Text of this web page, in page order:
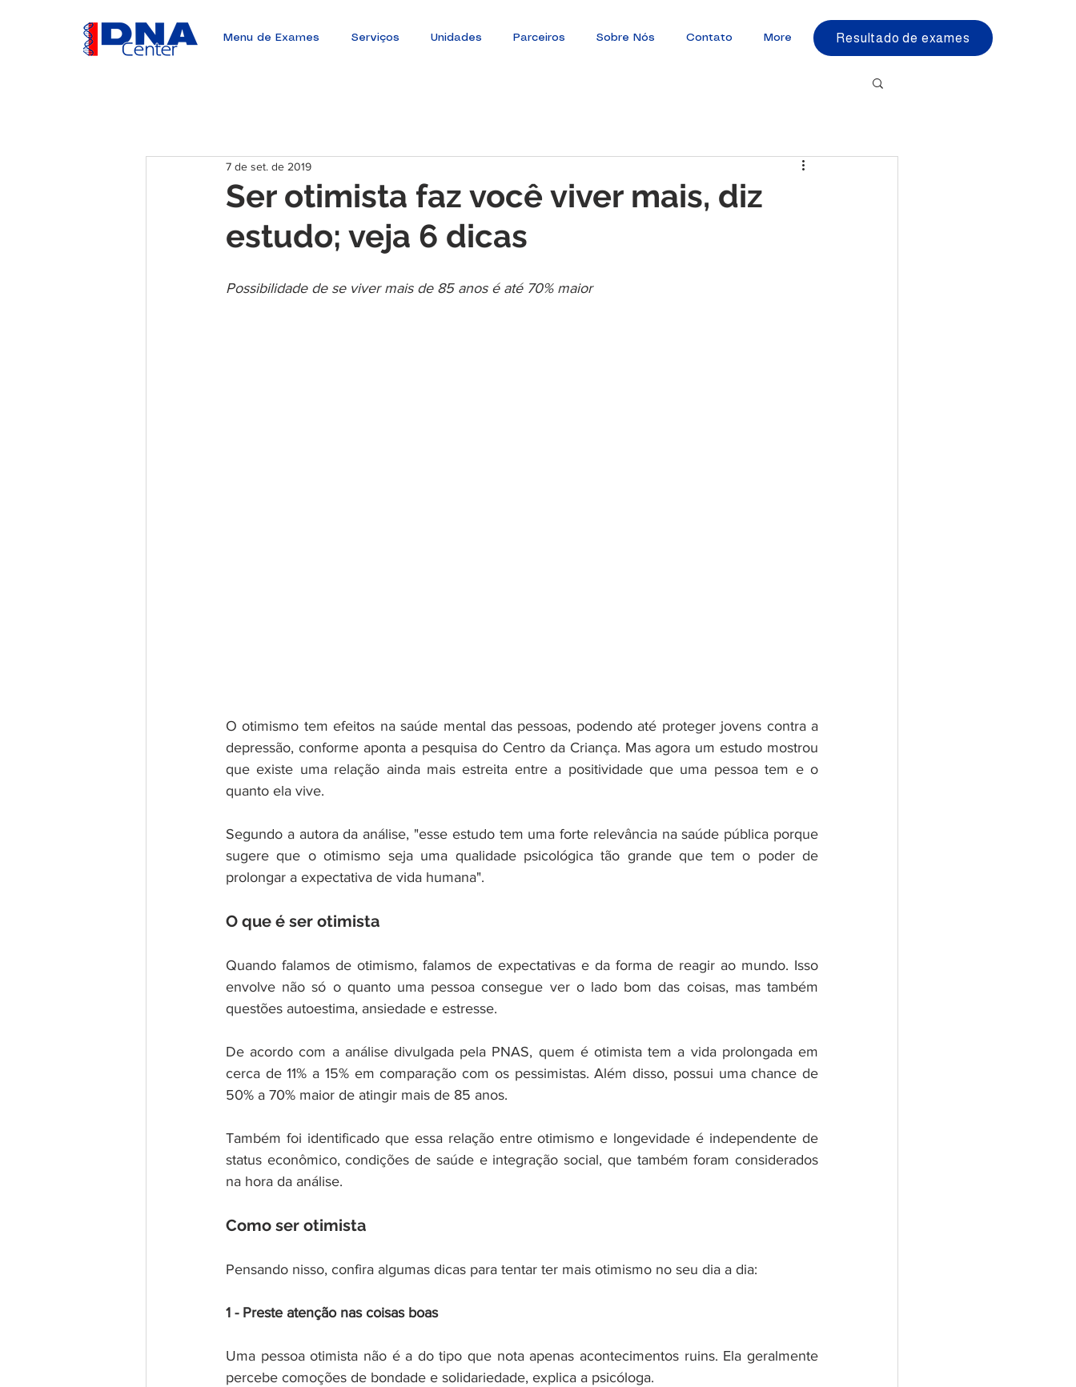
Menu de Exames Serviços Unidades Parceiros Sobre Nós Contato More Resultado de exames
Ser otimista faz você viver mais, diz
estudo; veja 6 dicas
7 de set. de 2019
Possibilidade de se viver mais de 85 anos é até 70% maior
O otimismo tem efeitos na saúde mental das pessoas, podendo até proteger jovens contra a
depressão, conforme aponta a pesquisa do Centro da Criança. Mas agora um estudo mostrou
que existe uma relação ainda mais estreita entre a positividade que uma pessoa tem e o
quanto ela vive.
Segundo a autora da análise, "esse estudo tem uma forte relevância na saúde pública porque
sugere que o otimismo seja uma qualidade psicológica tão grande que tem o poder de
prolongar a expectativa de vida humana".
O que é ser otimista
Quando falamos de otimismo, falamos de expectativas e da forma de reagir ao mundo. Isso
envolve não só o quanto uma pessoa consegue ver o lado bom das coisas, mas também
questões autoestima, ansiedade e estresse.
De acordo com a análise divulgada pela PNAS, quem é otimista tem a vida prolongada em
cerca de 11% a 15% em comparação com os pessimistas. Além disso, possui uma chance de
50% a 70% maior de atingir mais de 85 anos.
Também foi identificado que essa relação entre otimismo e longevidade é independente de
status econômico, condições de saúde e integração social, que também foram considerados
na hora da análise.
Como ser otimista
Pensando nisso, confira algumas dicas para tentar ter mais otimismo no seu dia a dia:
1 - Preste atenção nas coisas boas
Uma pessoa otimista não é a do tipo que nota apenas acontecimentos ruins. Ela geralmente
percebe comoções de bondade e solidariedade, explica a psicóloga.